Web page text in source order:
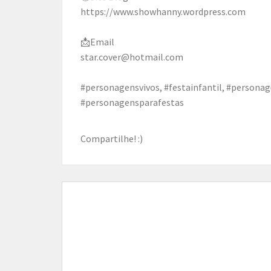
https://www.showhanny.wordpress.com
📩Email
star.cover@hotmail.com
#personagensvivos, #festainfantil,
#personagensparafestas
Compartilhe! :)